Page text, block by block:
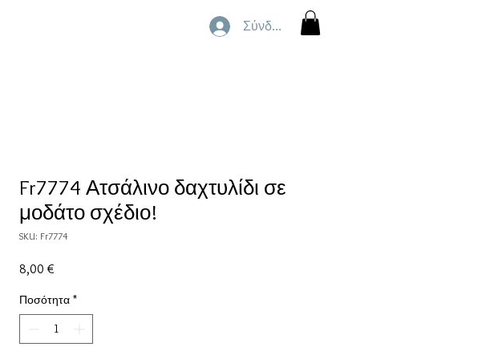
Σύνδεση
Fr7774 Ατσάλινο δαχτυλίδι σε
μοδάτο σχέδιο!
SKU: Fr7774
8,00 €
Ποσότητα *